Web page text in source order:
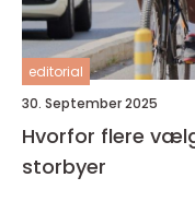
editorial
30. September 2025
Hvorfor flere
storbyer